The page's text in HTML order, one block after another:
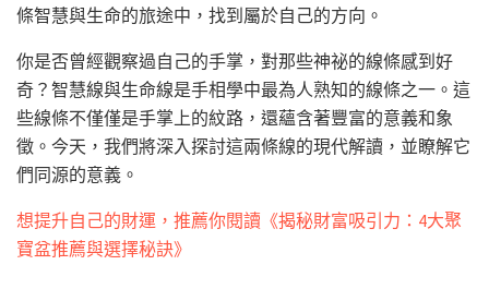
條智慧與生命的旅途中，找到屬於自己的方向。
你是否曾經觀察過自己的手掌，對那些神祕的線條感到好
奇？智慧線與生命線是手相學中最為人熟知的線條之一。這
些線條不僅僅是手掌上的紋路，還蘊含著豐富的意義和象
徵。今天，我們將深入探討這兩條線的現代解讀，並瞭解它
們同源的意義。
想提升自己的財運，推薦你閱讀《揭秘財富吸引力：4大聚
寶盆推薦與選擇秘訣》